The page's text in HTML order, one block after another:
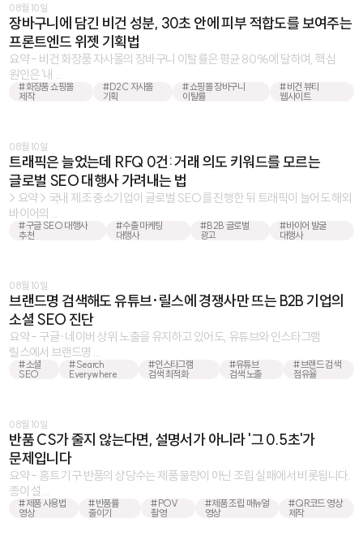
08월 10일
장바구니에 담긴 비건 성분, 30초 안에 피부 적합도를 보여주는
프론트엔드 위젯 기획법
요약 - 비건 화장품 자사몰의 장바구니 이탈률은 평균 80%에 달하며, 핵심
원인은 '내 ...
#화장품 쇼핑몰
제작
#D2C 자사몰
기획
#쇼핑몰 장바구니
이탈률
#비건 뷰티
웹사이트
08월 10일
트래픽은 늘었는데 RFQ 0건: 거래 의도 키워드를 모르는
글로벌 SEO 대행사 가려내는 법
> 요약 > 국내 제조 중소기업이 글로벌 SEO를 진행한 뒤 트래픽이 늘어도 해외
바이어의 ...
#구글 SEO 대행사
추천
#수출 마케팅
대행사
#B2B 글로벌
광고
#바이어 발굴
대행사
08월 10일
브랜드명 검색해도 유튜브·릴스에 경쟁사만 뜨는 B2B 기업의
소셜 SEO 진단
요약 - 구글·네이버 상위 노출을 유지하고 있어도, 유튜브와 인스타그램
릴스에서 브랜드명 ...
#소셜
SEO
#Search
Everywhere
#인스타그램
검색 최적화
#유튜브
검색 노출
#브랜드 검색
점유율
08월 10일
반품 CS가 줄지 않는다면, 설명서가 아니라 '그 0.5초'가
문제입니다
요약 - 홈트 기구 반품의 상당수는 제품 불량이 아닌 조립 실패에서 비롯됩니다.
종이 설 ...
#제품 사용법
영상
#반품률
줄이기
#POV
촬영
#제품 조립 매뉴얼
영상
#QR코드 영상
제작